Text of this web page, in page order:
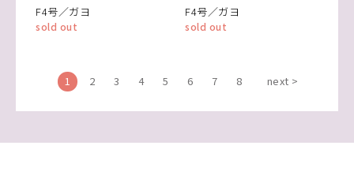
F4号／ガヨ
sold out
F4号／ガヨ
sold out
1 2 3 4 5 6 7 8 next >